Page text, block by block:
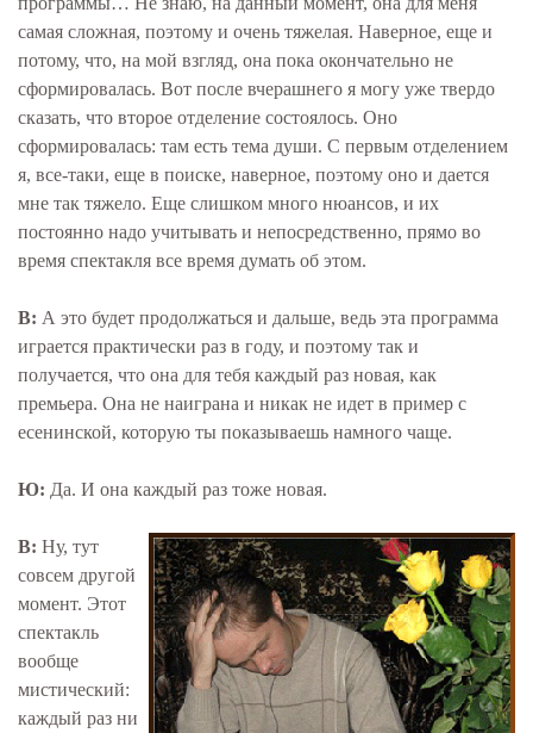
самая сложная, поэтому и очень тяжелая. Наверное, еще и
потому, что, на мой взгляд, она пока окончательно не
сформировалась. Вот после вчерашнего я могу уже твердо
сказать, что второе отделение состоялось. Оно
сформировалась: там есть тема души. С первым отделением
я, все-таки, еще в поиске, наверное, поэтому оно и дается
мне так тяжело. Еще слишком много нюансов, и их
постоянно надо учитывать и непосредственно, прямо во
время спектакля все время думать об этом.
В: А это будет продолжаться и дальше, ведь эта программа
играется практически раз в году, и поэтому так и
получается, что она для тебя каждый раз новая, как
премьера. Она не наиграна и никак не идет в пример с
есенинской, которую ты показываешь намного чаще.
Ю: Да. И она каждый раз тоже новая.
В: Ну, тут
совсем другой
момент. Этот
спектакль
вообще
мистический:
каждый раз ни